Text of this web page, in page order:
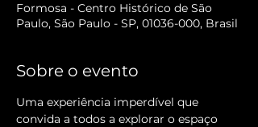
Formosa - Centro Histórico de São
Paulo, São Paulo - SP, 01036-000, Brasil
Sobre o evento
Uma experiência imperdível que
convida a todos a explorar o espaço